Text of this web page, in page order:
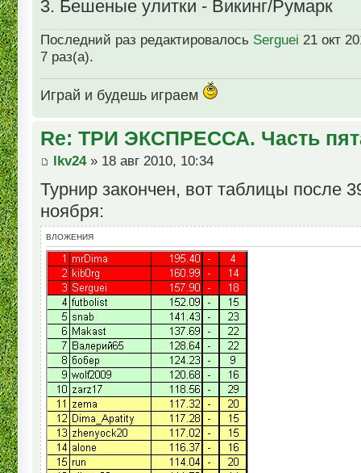
3. Бешеные улитки - Викинг/Румарк
Последний раз редактировалось Serguei 21 окт
7 раз(а).
Играй и будешь играем
Re: ТРИ ЭКСПРЕССА. Часть
lkv24» 18 авг 2010, 10:34
Турнир закончен, вот таблицы после
ноября:
ВЛОЖЕНИЯ